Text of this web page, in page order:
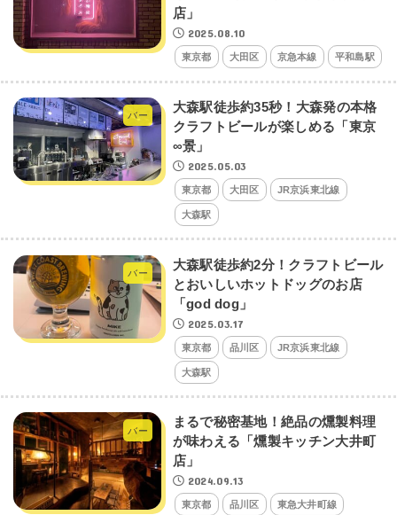
店」
2025.08.10
東京都 大田区 京急本線 平和島駅
バー
大森駅徒歩約35秒！大森発の本格
クラフトビールが楽しめる「東京
∞景」
2025.05.03
東京都 大田区 JR京浜東北線
大森駅
バー
大森駅徒歩約2分！クラフトビール
とおいしいホットドッグのお店
「god dog」
2025.03.17
東京都 品川区 JR京浜東北線
大森駅
バー
まるで秘密基地！絶品の燻製料理
が味わえる「燻製キッチン大井町
店」
2024.09.13
東京都 品川区 東急大井町線